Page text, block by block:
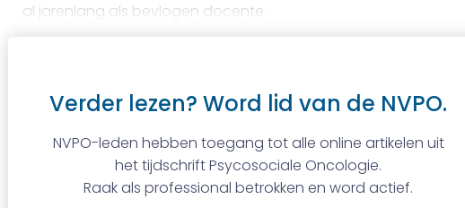
al jarenlang als bevlogen docente.
Verder lezen? Word lid van de NVPO.
NVPO-leden hebben toegang tot alle online artikelen uit
het tijdschrift Psycosociale Oncologie.
Raak als professional betrokken en word actief.